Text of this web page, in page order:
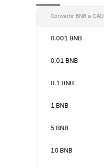
Convertir BNB a CAD
0.001 BNB
0.01 BNB
0.1 BNB
1 BNB
5 BNB
10 BNB